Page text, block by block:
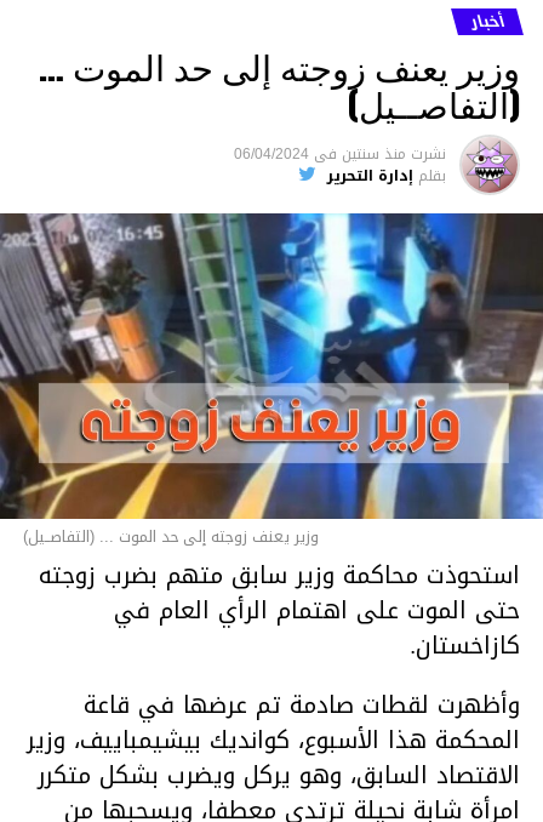
أخبار
وزير يعنف زوجته إلى حد الموت …
(التفاصــيل)
نشرت منذ سنتين فى 06/04/2024
بقلم إدارة التحرير
وزير يعنف زوجته إلى حد الموت ... (التفاصــيل)
استحوذت محاكمة وزير سابق متهم بضرب زوجته
حتى الموت على اهتمام الرأي العام في
كازاخستان.
وأظهرت لقطات صادمة تم عرضها في قاعة
المحكمة هذا الأسبوع، كوانديك بيشيمباييف، وزير
الاقتصاد السابق، وهو يركل ويضرب بشكل متكرر
امرأة شابة نحيلة ترتدي معطفا، ويسحبها من